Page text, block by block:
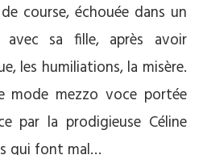
course, échouée dans un
sa fille, après avoir
les humiliations, la misère.
mode mezzo voce portée
par la prodigieuse Céline